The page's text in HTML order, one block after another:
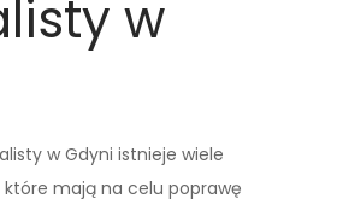
w
w Gdyni istnieje wiele
mają na celu poprawę